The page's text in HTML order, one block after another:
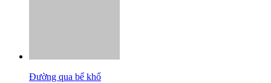
Đường qua bể khổ